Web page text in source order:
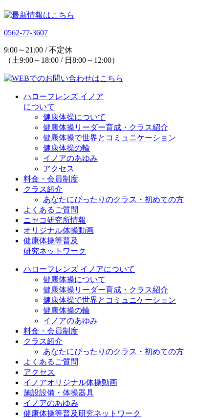
0562-77-3607
9:00～21:00 / 不定休
（土9:00～18:00 / 日8:00～12:00）
ハローフレンズ イノア
について
健康体操について
健康体操リーダー育成・クラス紹介
健康体操で世界とコミュニケーション
健康体操の輪
イノアのあゆみ
アクセス
料金・会員制度
クラス紹介
あなたにぴったりのクラス・初めての方
よくあるご質問
ニセコ研究所情報
オリジナル体操動画
健康体操等普及
研究ネットワーク
ハローフレンズ イノアについて
健康体操について
健康体操リーダー育成・クラス紹介
健康体操で世界とコミュニケーション
健康体操の輪
イノアのあゆみ
料金・会員制度
クラス紹介
あなたにぴったりのクラス・初めての方
よくあるご質問
アクセス
イノアオリジナル体操動画
施設設備・体操器具
イノアのあゆみ
健康体操等普及研究ネットワーク